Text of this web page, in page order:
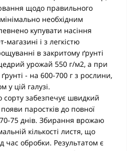
щодо правильного
необхідним
купувати насіння
магазині і з легкістю
в закритому ґрунті
урожай 550 г/м2, а при
- на 600-700 г з рослини,
у цій галузі.
сорту забезпечує швидкий
паростків до повної
70-75 днів. Збирання врожаю
кількості листя, що
час обробки. Результатом є